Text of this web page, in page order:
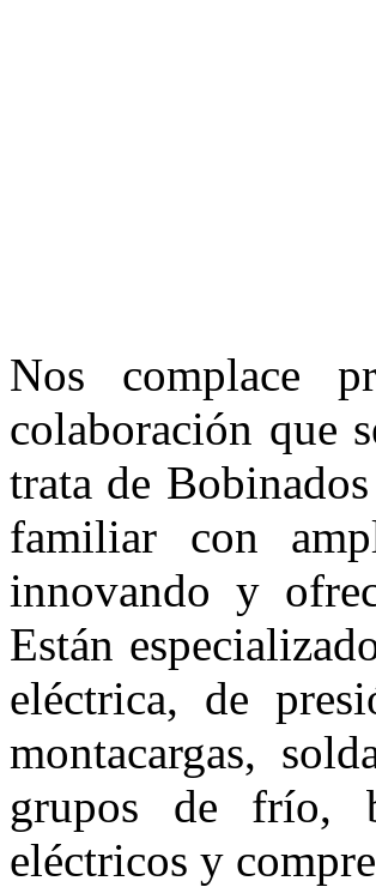
Nos complace
colaboración que
trata de
familiar con
innovando y
Están
eléctrica, de
montacargas,
grupos de frío,
eléctricos y